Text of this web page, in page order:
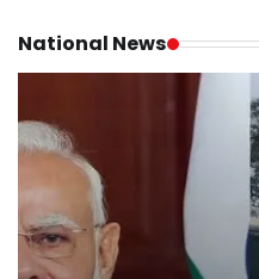
National News